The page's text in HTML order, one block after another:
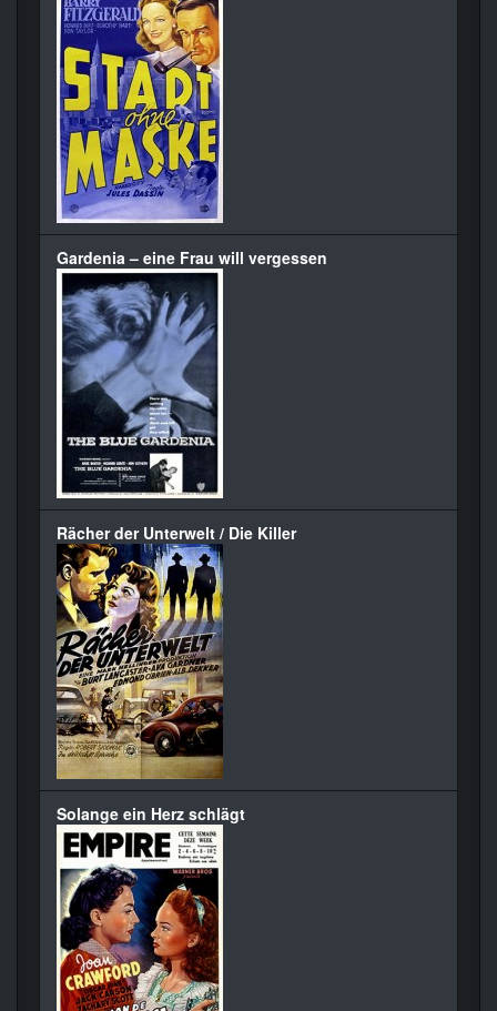
Gardenia – eine Frau will vergessen
Rächer der Unterwelt / Die Killer
Solange ein Herz schlägt